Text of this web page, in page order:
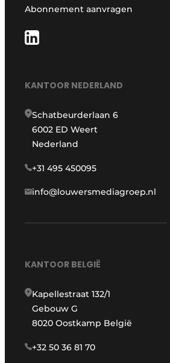
Abonnement aanvragen
KANTOOR NEDERLAND
Schatbeurderlaan 6
6002 ED Weert
Nederland
+31 495 450095
info@louwersmediagroep.nl
KANTOOR BELGIË
Kapellestraat 132/1
Gebouw G
8020 Oostkamp België
+32 50 36 81 70